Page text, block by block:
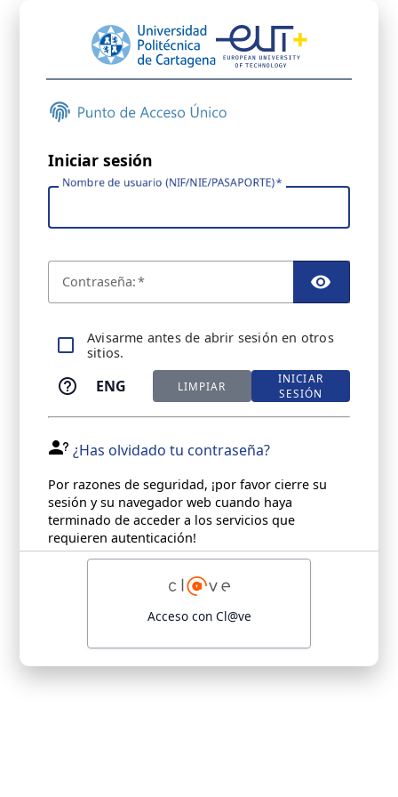
Iniciar sesión
Nombre de usuario (NIF/NIE/PASAPORTE)
Contraseña:
Avisarme antes de abrir sesión en otros
sitios.
ENG LIMPIAR
INICIAR
SESIÓN
¿Has olvidado tu contraseña?
Por razones de seguridad, ¡por favor cierre su
sesión y su navegador web cuando haya
terminado de acceder a los servicios que
requieren autenticación!